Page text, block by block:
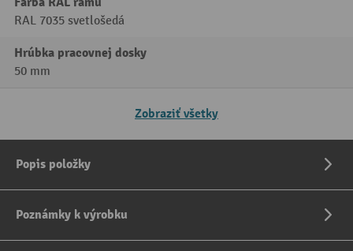
RAL 7035 svetlošedá
Hrúbka pracovnej dosky
50 mm
Zobraziť všetky
Popis položky
Poznámky k výrobku